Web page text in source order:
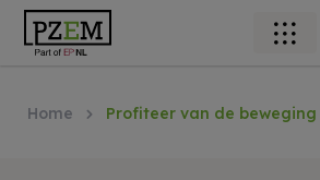
Home Profiteer van de